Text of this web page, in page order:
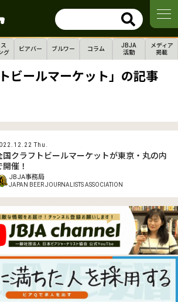
グ
ビアバー ブルワー コラム
JBJA
活動
メディア
掲載
ビールマーケット」の記事
Thu.
国クラフトビールマーケットが東京・丸の内
開催！
JBJA事務局
JAPAN BEER JOURNALISTS ASSOCIATION